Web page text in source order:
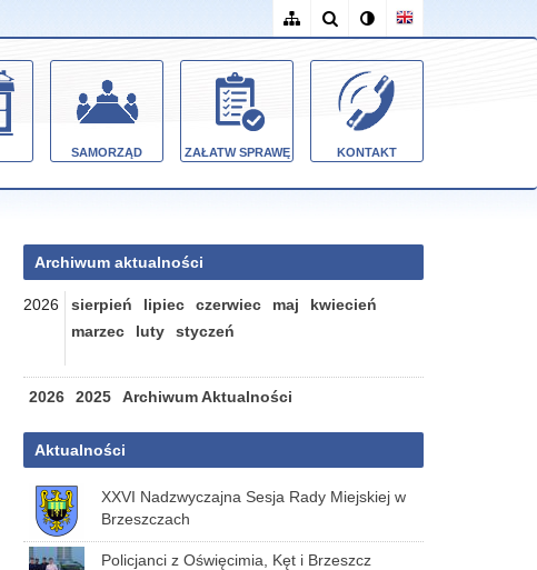
SAMORZĄD ZAŁATW SPRAWĘ KONTAKT
Archiwum aktualności
2026 sierpień lipiec czerwiec maj
kwiecień
marzec
luty styczeń
2026 2025 Archiwum Aktualności
Aktualności
XXVI Nadzwyczajna Sesja Rady Miejskiej w
Brzeszczach
Policjanci z Oświęcimia, Kęt i Brzeszcz